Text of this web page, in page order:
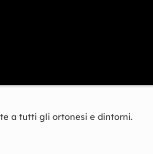
a tutti gli ortonesi e dintorni.